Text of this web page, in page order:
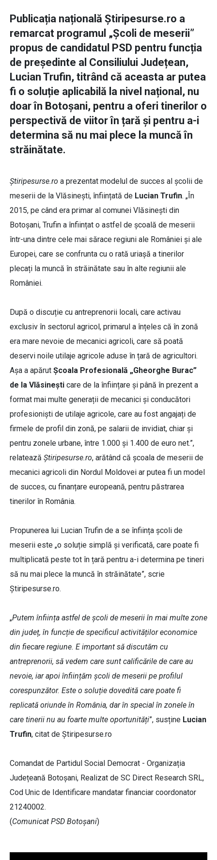
Publicația națională Știripesurse.ro a
remarcat programul „Școli de meserii”
propus de candidatul PSD pentru funcția
de președinte al Consiliului Județean,
Lucian Trufin, titrând că aceasta ar putea
fi o soluție aplicabilă la nivel național, nu
doar în Botoșani, pentru a oferi tinerilor o
perspectivă de viitor în țară și pentru a-i
determina să nu mai plece la muncă în
străinătate.
Știripesurse.ro a prezentat modelul de succes al școlii de
meserii de la Vlăsinești, înființată de Lucian Trufin. „În
2015, pe când era primar al comunei Vlăsinești din
Botoșani, Trufin a înființat o astfel de școală de meserii
într-una dintre cele mai sărace regiuni ale României și ale
Europei, care se confrunta cu o rată uriașă a tinerilor
plecați la muncă în străinătate sau în alte regiunii ale
României.
După o discuție cu antreprenorii locali, care activau
exclusiv în sectorul agricol, primarul a înțeles că în zonă
era mare nevoie de mecanici agricoli, care să poată
deservi noile utilaje agricole aduse în țară de agricultori.
Așa a apărut Școala Profesională „Gheorghe Burac”
de la Vlăsinești care de la înființare și până în prezent a
format mai multe generații de mecanici și conducători
profesioniști de utilaje agricole, care au fost angajați de
firmele de profil din zonă, pe salarii de invidiat, chiar și
pentru zonele urbane, între 1.000 și 1.400 de euro net.”,
relatează Știripesurse.ro, arătând că școala de meserii de
mecanici agricoli din Nordul Moldovei ar putea fi un model
de succes, cu finanțare europeană, pentru păstrarea
tinerilor în România.
Propunerea lui Lucian Trufin de a se înființa școli de
meserii este „o soluție simplă și verificată, care poate fi
multiplicată peste tot în țară pentru a-i determina pe tineri
să nu mai plece la muncă în străinătate”, scrie
Știripesurse.ro.
„Putem înființa astfel de școli de meserii în mai multe zone
din județ, în funcție de specificul activităților economice
din fiecare regiune. E important să discutăm cu
antreprenorii, să vedem care sunt calificările de care au
nevoie, iar apoi înființăm școli de meserii pe profilul
corespunzător. Este o soluție dovedită care poate fi
replicată oriunde în România, dar în special în zonele în
care tinerii nu au foarte multe oportunități”, susține Lucian
Trufin, citat de Știripesurse.ro
Comandat de Partidul Social Democrat - Organizația
Județeană Botoșani, Realizat de SC Direct Research SRL,
Cod Unic de Identificare mandatar financiar coordonator
21240002.
(Comunicat PSD Botoșani)